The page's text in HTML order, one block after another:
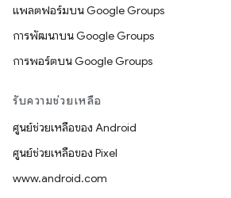
แพลตฟอร์มบน Google Groups
การพัฒนาบน Google Groups
การพอร์ตบน Google Groups
รับความช่วยเหลือ
ศูนย์ช่วยเหลือของ Android
ศูนย์ช่วยเหลือของ Pixel
www.android.com